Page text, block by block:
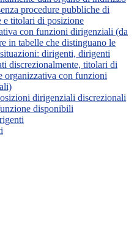
procedure pubbliche di
e titolari di posizione
con funzioni dirigenziali (da
in tabelle che distinguano le
dirigenti, dirigenti
discrezionalmente, titolari di
organizzativa con funzioni
dirigenziali discrezionali
disponibili